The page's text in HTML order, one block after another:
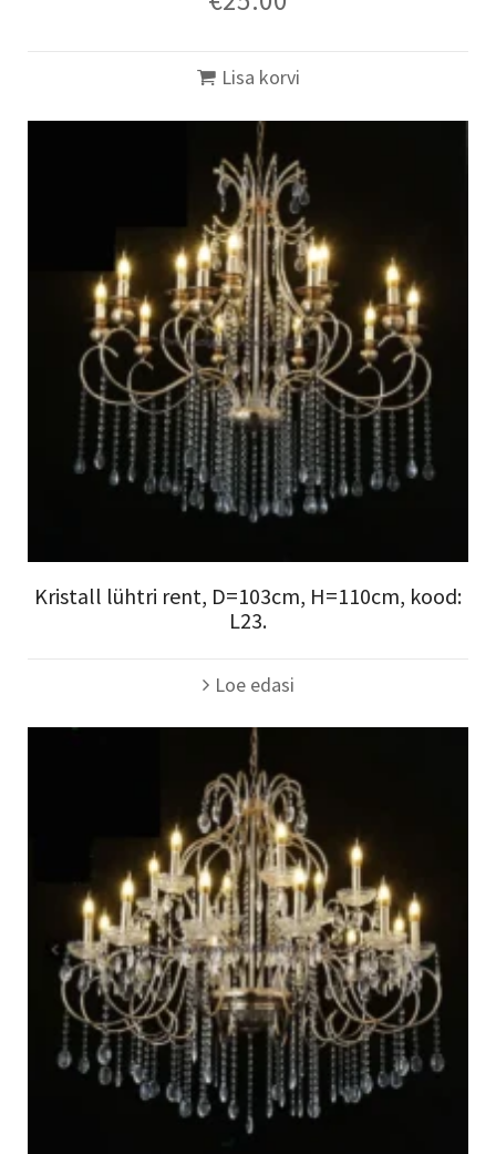
Lisa korvi
Kristall lühtri rent, D=103cm, H=110cm, kood:
L23.
Loe edasi